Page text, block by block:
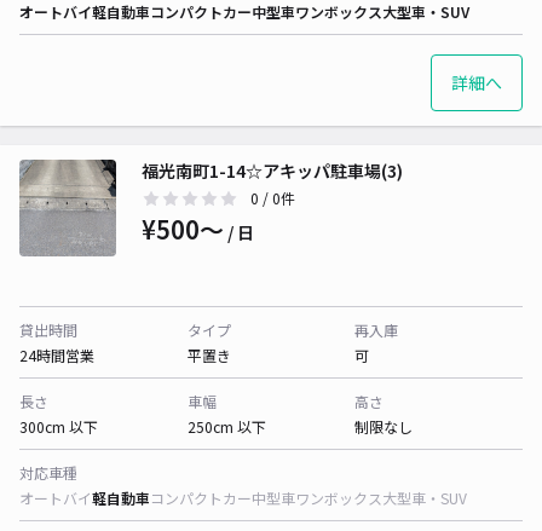
オートバイ軽自動車コンパクトカー中型車ワンボックス大型車・SUV
詳細へ
福光南町1-14☆アキッパ駐車場(3)
0 / 0件
¥500〜 / 日
貸出時間
24時間営業
タイプ
平置き
再入庫
可
長さ
300cm 以下
車幅
250cm 以下
高さ
制限なし
対応車種
オートバイ軽自動車コンパクトカー中型車ワンボックス大型車・SUV